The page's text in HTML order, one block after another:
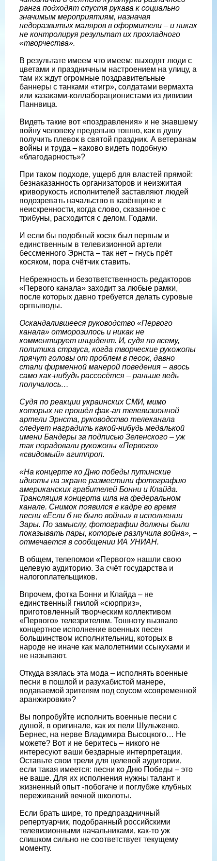
ранга подходят спустя рукава к социально
значимым мероприятиям, назначая
недоразвитых маляров в оформители – и никак
не контролируя результат их прохладного
«творчества».
В результате имеем что имеем: выходят люди с
цветами и праздничным настроением на улицу, а
там их ждут огромные поздравительные
баннеры с танками «тигр», солдатами вермахта
или казаками-коллаборационистами из дивизии
Паннвица.
Видеть такие вот «поздравления» и не знавшему
войну человеку предельно тошно, как в душу
получить плевок в святой праздник. А ветеранам
войны и труда – каково видеть подобную
«благодарность»?
При таком подходе, ущерб для властей прямой:
безнаказанность организаторов и неизжитая
криворукость исполнителей заставляют людей
подозревать начальство в казёнщине и
неискренности, когда слово, сказанное с
трибуны, расходится с делом. Годами.
И если бы подобный косяк был первым и
единственным в телевизионной артели
бессменного Эрнста – так нет – гнусь прёт
косяком, пора счётчик ставить.
Небрежность и безответственность редакторов
«Первого канала» заходит за любые рамки,
после которых давно требуется делать суровые
оргвыводы.
Оскандалившееся руководство «Первого
канала» отморозилось и никак не
комментирует инцидент. И, судя по всему,
политика страуса, когда творческие рукожопы
прячут головы от проблем в песок, давно
стали фирменной манерой поведения – авось
само как-нибудь рассосётся – раньше ведь
получалось…
Судя по реакции украинских СМИ, мимо
которых не прошёл фак-ап телевизионной
артели Эрнста, руководство телеканала
следует наградить какой-нибудь медалькой
имени Бандеры за подписью Зеленского – уж
так порадовали рукожопы «Первого»
«свидомый» агитпроп.
«На концерте ко Дню победы путинские
идиоты на экране разместили фотографию
американских грабителей Бонни и Клайда.
Трансляция концерта шла на федеральном
канале. Снимок появился в кадре во время
песни «Если б не было войны» в исполнении
Зары. По замыслу, фотографии должны были
показывать пары, которые разлучила война», –
отмечается в сообщении ИА УНИАН.
В общем, телепомои «Первого» нашли свою
целевую аудиторию. За счёт государства и
налогоплательщиков.
Впрочем, фотка Бонни и Клайда – не
единственный гнилой «сюрприз»,
приготовленный творческим коллективом
«Первого» телезрителям. Тошноту вызвало
концертное исполнение военных песен
большинством исполнительниц, которых в
народе не иначе как малолетними ссыкухами и
не называют.
Откуда взялась эта мода – исполнять военные
песни в пошлой и разухабистой манере,
подаваемой зрителям под соусом «современной
аранжировки»?
Вы попробуйте исполнить военные песни с
душой, в оригинале, как их пели Шульженко,
Бернес, на нерве Владимира Высоцкого… Не
можете? Вот и не беритесь – никого не
интересуют ваши бездарные интерпретации.
Оставьте свои трели для целевой аудитории,
если такая имеется: песни ко Дню Победы – это
не ваше. Для их исполнения нужны талант и
жизненный опыт -побогаче и поглубже клубных
переживаний вечной школоты.
Если брать шире, то предпраздничный
репертуарчик, подобранный российскими
телевизионными начальниками, как-то уж
слишком сильно не соответствует текущему
моменту.